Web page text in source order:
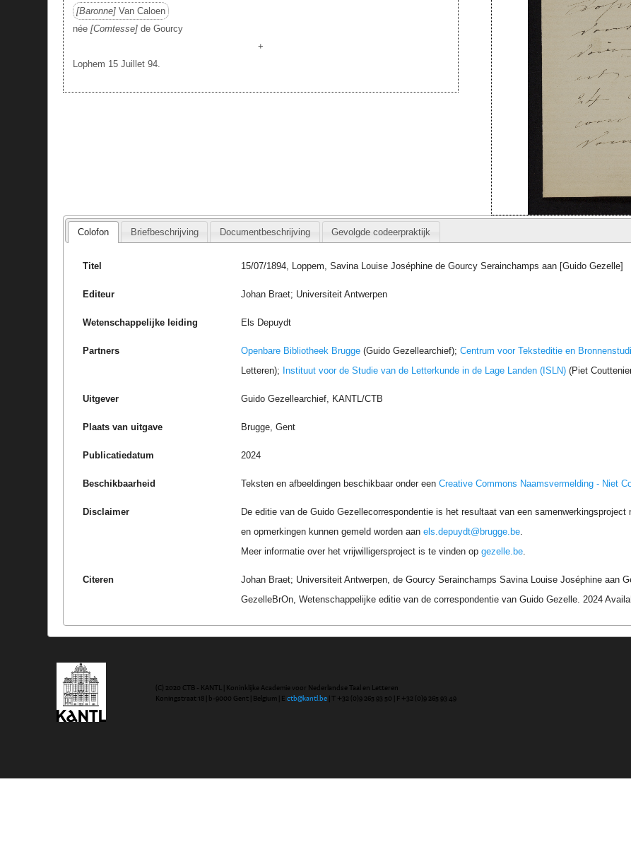
Baronne Van Caloen
née Comtesse de Gourcy
+
Lophem 15 Juillet 94.
Colofon Briefbeschrijving Documentbeschrijving Gevolgde codeerpraktijk
Titel 15/07/1894, Loppem, Savina Louise Joséphine de Gourcy Serainchamps aan [Guido Gezelle]
Editeur Johan Braet; Universiteit Antwerpen
Wetenschappelijke leiding Els Depuydt
Partners Openbare Bibliotheek Brugge (Guido Gezellearchief);Centrum voor Teksteditie en
Letteren); Instituut voor de Studie van de Letterkunde in de Lage Landen (ISLN) (Piet
Uitgever Guido Gezellearchief, KANTL/CTB
Plaats van uitgave Brugge, Gent
Publicatiedatum 2024
Beschikbaarheid Teksten en afbeeldingen beschikbaar onder eenCreative Commons Naamsvermelding - Niet
Disclaimer
De editie van de Guido Gezellecorrespondentie is het resultaat van een
en opmerkingen kunnen gemeld worden aanels.depuydt@brugge.be.
Meer informatie over het vrijwilligersproject is te vinden opgezelle.be.
Citeren
Johan Braet; Universiteit Antwerpen, de Gourcy Serainchamps Savina Louise Joséphine aan
GezelleBrOn, Wetenschappelijke editie van de correspondentie van Guido Gezelle. 2024
(C) 2020 CTB - KANTL | Koninklijke Academie voor Nederlandse Taal en Letteren
Koningstraat 18 | b-9000 Gent | Belgium | Ectb@kantl.be | T +32 (0)9 265 93 50 | F +32 (0)9 265 93 49